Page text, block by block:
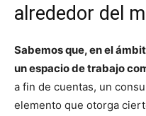
alrededor del
Sabemos que, en el
un espacio de trabajo
a fin de cuentas, un
elemento que otorga